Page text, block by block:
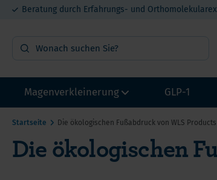
Beratung durch Erfahrungs- und
Magenverkleinerung
OP Vorbereitung
GLP-1
Startseite Die ökologischen Fußabdruck von WLS Products
Die ökologischen